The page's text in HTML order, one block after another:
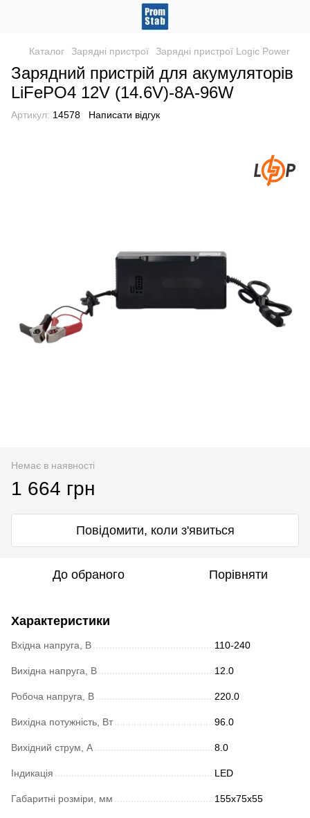
Каталог Зарядні пристрої Зарядні пристрої Logic Power
Зарядний пристрій для акумуляторів
LiFePO4 12V (14.6V)-8A-96W
Артикул: 14578 Написати відгук
Немає в наявності
1 664 грн
Повідомити, коли з'явиться
До обраного Порівняти
Характеристики
Вхідна напруга, В 110-240
Вихідна напруга, В 12.0
Робоча напруга, В 220.0
Вихідна потужність, Вт 96.0
Вихідний струм, A 8.0
Індикація LED
Габаритні розміри, мм 155x75x55